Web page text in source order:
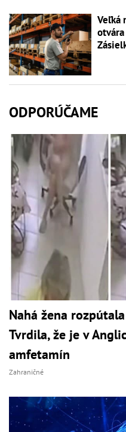
Veľká
ODPORÚČAME
Nahá žena
Tvrdila, že je v
amfetamín
Zahraničné